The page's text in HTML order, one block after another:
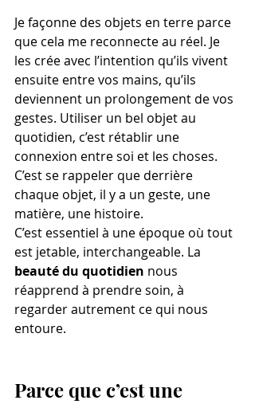
Je façonne des objets en terre parce
que cela me reconnecte au réel. Je
les crée avec l’intention qu’ils vivent
ensuite entre vos mains, qu’ils
deviennent un prolongement de vos
gestes. Utiliser un bel objet au
quotidien, c’est rétablir une
connexion entre soi et les choses.
C’est se rappeler que derrière
chaque objet, il y a un geste, une
matière, une histoire.
C’est essentiel à une époque où tout
est jetable, interchangeable. La
beauté du quotidien nous
réapprend à prendre soin, à
regarder autrement ce qui nous
entoure.
Parce que c’est une